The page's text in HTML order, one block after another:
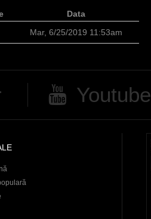
Data
Mar, 6/25/2019 11:53am
Youtube